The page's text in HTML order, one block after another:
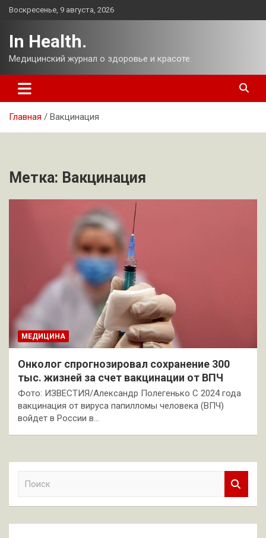
Перейти
Воскресенье, 9 августа, 2026
In Health.
Медицинский журнал о здоровье и красоте.
Главная Вакцинация
Метка: Вакцинация
МЕДИЦИНА
Онколог спрогнозировал сохранение 300
тыс. жизней за счет вакцинации от ВПЧ
Фото: ИЗВЕСТИЯ/Александр Полегенько С 2024 года
вакцинация от вируса папилломы человека (ВПЧ)
войдет в России в…
к